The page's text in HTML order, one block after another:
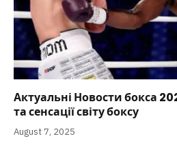
Актуальні Новости бокса
та сенсації світу боксу
August 7, 2025